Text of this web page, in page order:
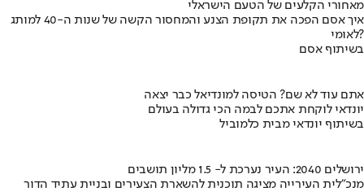
מאחורי הקלעים של הטעם הישראלי
איך אסם הפכה את תקופת הצנע והמחסור הקשה של שנות ה-40 למותג
לאומי?
בשיתוף אסם
אתם עוד לא שם? הטיסה למונדיאל כבר יצאה
יונדאי לוקחת אתכם לבמה הכי גדולה בעולם
בשיתוף יונדאי מבית כלמוביל
ירושלים 2040: העיר נערכת ל- 1.5 מליון תושבים
מנכ"לית העירייה מציגה תוכנית להשארת הצעירים ובניית עתיד הדור